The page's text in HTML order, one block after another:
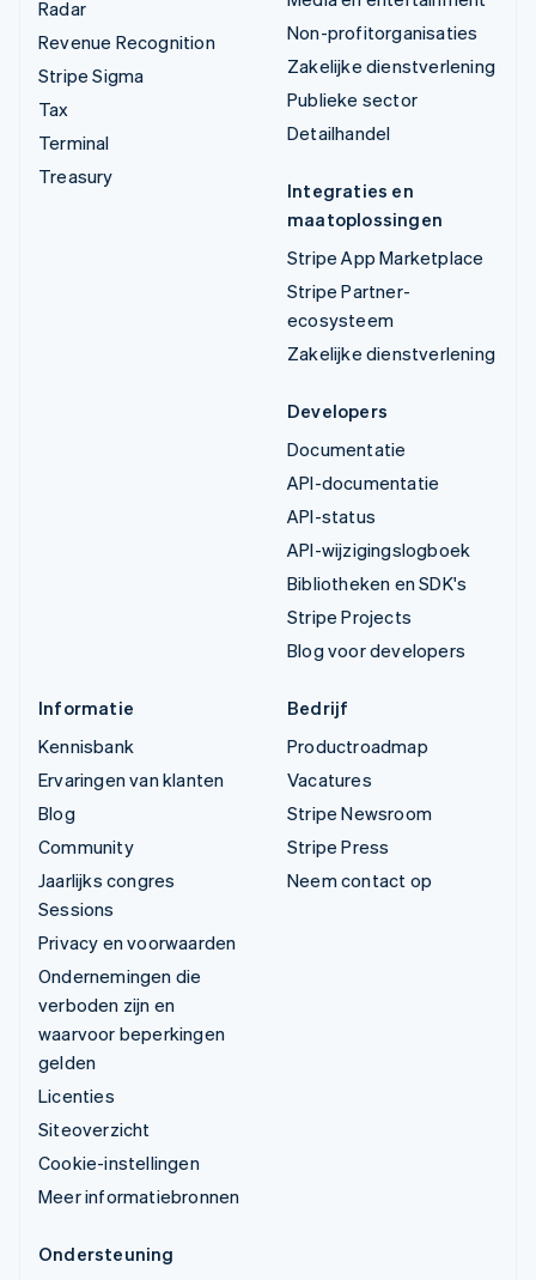
Radar
Revenue Recognition
Stripe Sigma
Tax
Terminal
Treasury
Non-profitorganisaties
Zakelijke dienstverlening
Publieke sector
Detailhandel
Integraties en
maatoplossingen
Stripe App Marketplace
Stripe Partner-
ecosysteem
Zakelijke dienstverlening
Developers
Documentatie
API-documentatie
API-status
API-wijzigingslogboek
Bibliotheken en SDK's
Stripe Projects
Blog voor developers
Informatie
Kennisbank
Ervaringen van klanten
Blog
Community
Jaarlijks congres
Sessions
Privacy en voorwaarden
Ondernemingen die
verboden zijn en
waarvoor beperkingen
gelden
Licenties
Siteoverzicht
Cookie-instellingen
Meer informatiebronnen
Bedrijf
Productroadmap
Vacatures
Stripe Newsroom
Stripe Press
Neem contact op
Ondersteuning